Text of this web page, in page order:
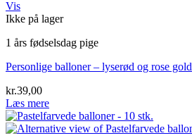
Vis
Ikke på lager
1 års fødselsdag pige
Personlige balloner – lyserød og rose gold
kr.39,00
Læs mere